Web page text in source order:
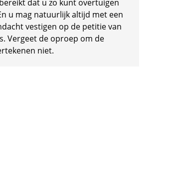
dat u zo kunt overtuigen
u mag natuurlijk altijd met een
vestigen op de petitie van
Vergeet de oproep om de
niet.